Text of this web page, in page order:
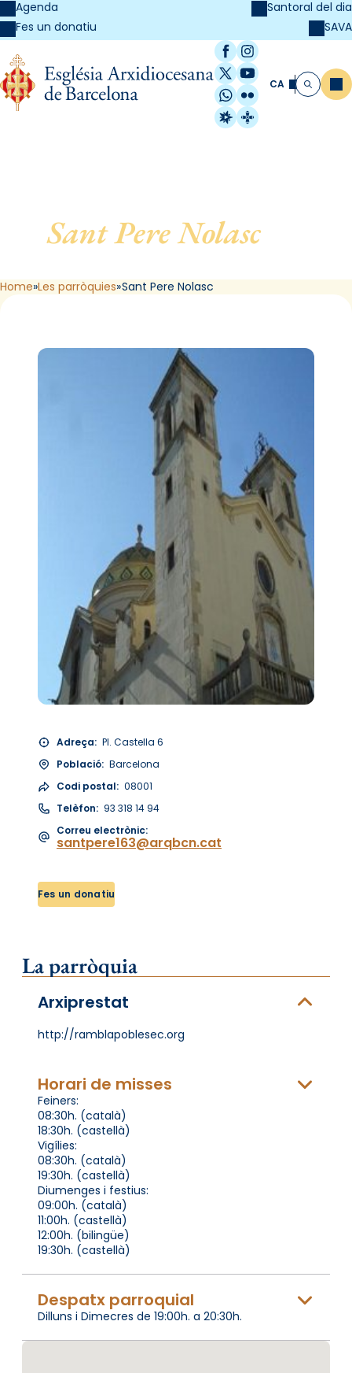
Agenda
Fes un donatiu
Santoral del dia
SAVA
Facebook
Instagram
X / Twitter
YouTube
WhatsApp
Flickr
Radio Estel
Catalunya
CA Cerca
Sant Pere Nolasc
Home Les parròquies Sant Pere Nolasc
Adreça: Pl. Castella 6
Població: Barcelona
Codi postal: 08001
Telèfon: 93 318 14 94
Correu electrònic:
santpere163@arqbcn.cat
Fes un donatiu
La parròquia
Arxiprestat
http://ramblapoblesec.org
Horari de misses
Feiners:
08:30h. (català)
18:30h. (castellà)
Vigílies:
08:30h. (català)
19:30h. (castellà)
Diumenges i festius:
09:00h. (català)
11:00h. (castellà)
12:00h. (bilingüe)
19:30h. (castellà)
Despatx parroquial
Dilluns i Dimecres de 19:00h. a 20:30h.